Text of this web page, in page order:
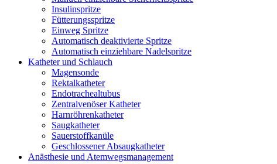
Insulinspritze
Fütterungsspritze
Einweg Spritze
Automatisch deaktivierte Spritze
Automatisch einziehbare Nadelspritze
Katheter und Schlauch
Magensonde
Rektalkatheter
Endotrachealtubus
Zentralvenöser Katheter
Harnröhrenkatheter
Saugkatheter
Sauerstoffkanüle
Geschlossener Absaugkatheter
Anästhesie und Atemwegsmanagement